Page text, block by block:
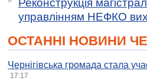
Реконструкція
управлінням НЕФКО
ОСТАННІ НОВИНИ
Чернігівська громада стала
17:17